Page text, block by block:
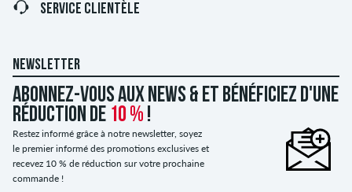
SERVICE CLIENTÈLE
NEWSLETTER
Abonnez-vous aux news & et bénéficiez d'une
réduction de 10 % !
Restez informé grâce à notre newsletter, soyez
le premier informé des promotions exclusives et
recevez 10 % de réduction sur votre prochaine
commande !